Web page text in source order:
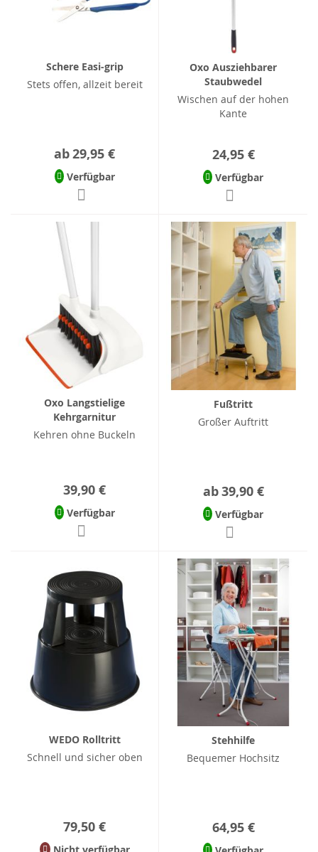
Schere Easi-grip
Stets offen, allzeit bereit
ab29,95 €
Verfügbar
Oxo Ausziehbarer
Staubwedel
Wischen auf der hohen
Kante
24,95 €
Verfügbar
Oxo Langstielige
Kehrgarnitur
Kehren ohne Buckeln
39,90 €
Verfügbar
Fußtritt
Großer Auftritt
ab39,90 €
Verfügbar
WEDO Rolltritt
Schnell und sicher oben
79,50 €
Nicht verfügbar
Stehhilfe
Bequemer Hochsitz
64,95 €